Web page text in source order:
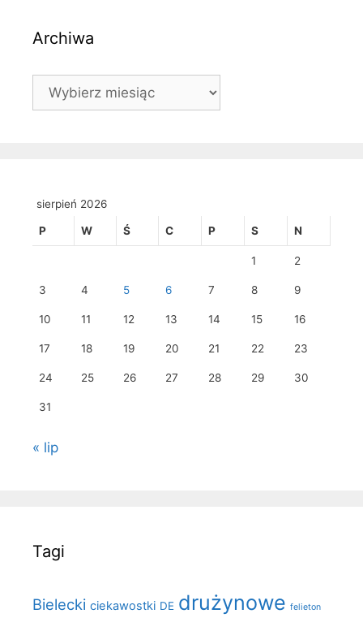
Archiwa
Archiwa
sierpień 2026
P W Ś C P S N
1 2
3 4 5 6 7 8 9
10 11 12 13 14 15 16
17 18 19 20 21 22 23
24 25 26 27 28 29 30
31
« lip
Tagi
Bielecki ciekawostki DE drużynowe felieton